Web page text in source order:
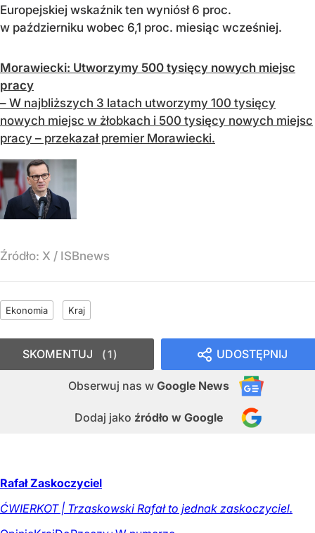
Europejskiej wskaźnik ten wyniósł 6 proc.
w październiku wobec 6,1 proc. miesiąc wcześniej.
Morawiecki: Utworzymy 500 tysięcy nowych miejsc
pracy
– W najbliższych 3 latach utworzymy 100 tysięcy
nowych miejsc w żłobkach i 500 tysięcy nowych miejsc
pracy – przekazał premier Morawiecki.
Źródło: X / ISBnews
Ekonomia Kraj
UDOSTĘPNIJ
Obserwuj nas w Google News
Dodaj jako źródło w Google
SKOMENTUJ 1
Rafał Zaskoczyciel
ĆWIERKOT | Trzaskowski Rafał to jednak zaskoczyciel.